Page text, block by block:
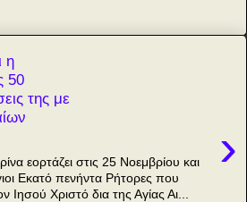
η
50
της με
›
εορτάζει στις 25 Νοεμβρίου και
Εκατό πενήντα Ρήτορες που
Ιησού Χριστό δια της Αγίας Αι...